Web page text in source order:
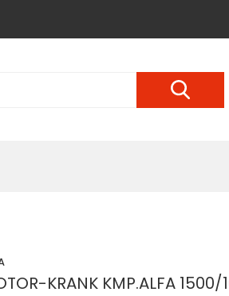
KRANK KMP.ALFA